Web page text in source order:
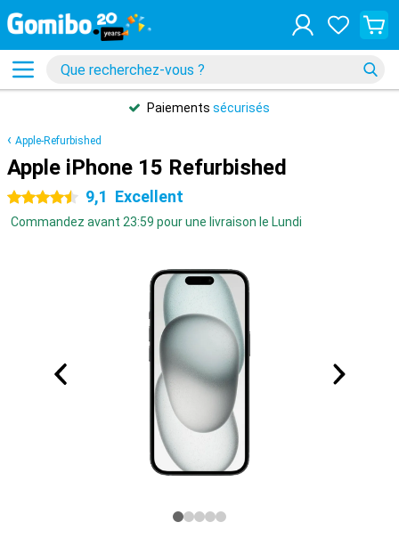
Paiements sécurisés
Apple-Refurbished
Apple iPhone 15 Refurbished
4.5 étoiles 9,1 Excellent
Commandez avant 23:59 pour une livraison le Lundi